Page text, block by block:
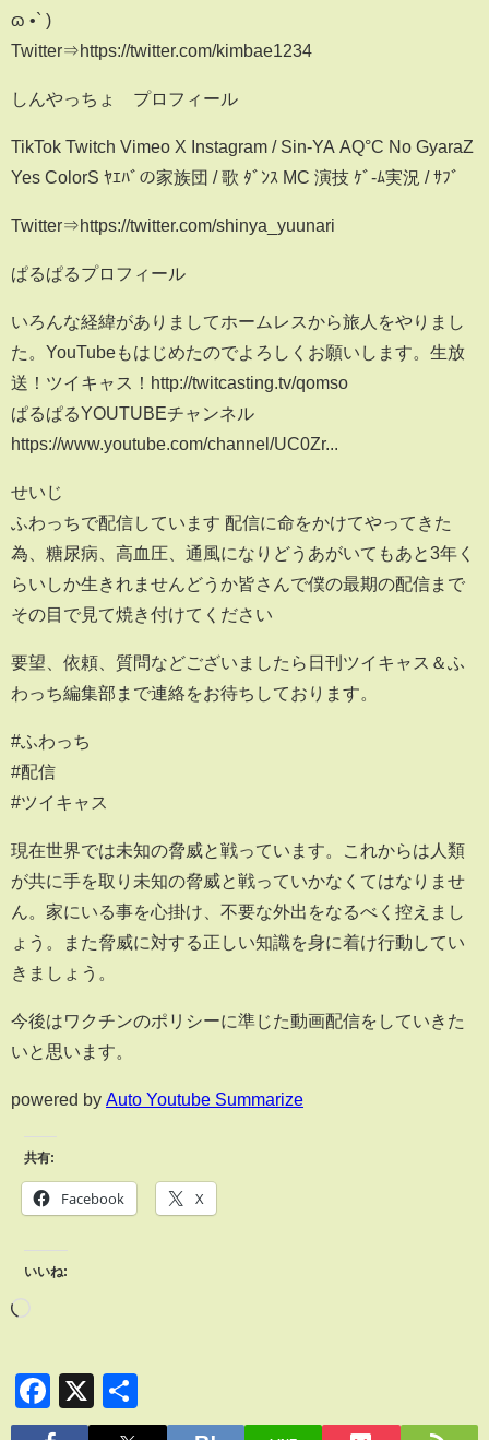
ɷ •` )
Twitter⇒https://twitter.com/kimbae1234
しんやっちょ プロフィール
TikTok Twitch Vimeo X Instagram / Sin-YA AQ°C No GyaraZ
Yes ColorS ﾔｴﾊﾞの家族団 / 歌 ﾀﾞﾝｽ MC 演技 ｹﾞ-ﾑ実況 / ｻﾌﾞ
Twitter⇒https://twitter.com/shinya_yuunari
ぱるぱるプロフィール
いろんな経緯がありましてホームレスから旅人をやりまし
た。YouTubeもはじめたのでよろしくお願いします。生放
送！ツイキャス！http://twitcasting.tv/qomso
ぱるぱるYOUTUBEチャンネル
https://www.youtube.com/channel/UC0Zr...
せいじ
ふわっちで配信しています 配信に命をかけてやってきた
為、糖尿病、高血圧、通風になりどうあがいてもあと3年く
らいしか生きれませんどうか皆さんで僕の最期の配信まで
その目で見て焼き付けてください
要望、依頼、質問などございましたら日刊ツイキャス＆ふ
わっち編集部まで連絡をお待ちしております。
#ふわっち
#配信
#ツイキャス
現在世界では未知の脅威と戦っています。これからは人類
が共に手を取り未知の脅威と戦っていかなくてはなりませ
ん。家にいる事を心掛け、不要な外出をなるべく控えまし
ょう。また脅威に対する正しい知識を身に着け行動してい
きましょう。
今後はワクチンのポリシーに準じた動画配信をしていきた
いと思います。
powered by Auto Youtube Summarize
共有:
Facebook X
いいね:
Facebook
X
有